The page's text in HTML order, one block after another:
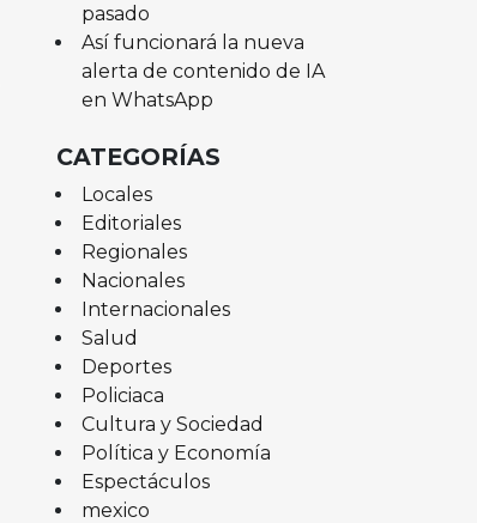
pasado
Así funcionará la nueva
alerta de contenido de IA
en WhatsApp
CATEGORÍAS
Locales
Editoriales
Regionales
Nacionales
Internacionales
Salud
Deportes
Policiaca
Cultura y Sociedad
Política y Economía
Espectáculos
mexico